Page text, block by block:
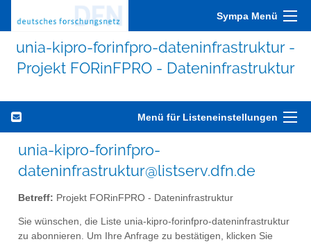
Sympa Menü
unia-kipro-forinfpro-dateninfrastruktur -
Projekt FORinFPRO - Dateninfrastruktur
Menü für Listeneinstellungen
unia-kipro-forinfpro-
dateninfrastruktur@listserv.dfn.de
Betreff: Projekt FORinFPRO - Dateninfrastruktur
Sie wünschen, die Liste unia-kipro-forinfpro-dateninfrastruktur
zu abonnieren. Um Ihre Anfrage zu bestätigen, klicken Sie